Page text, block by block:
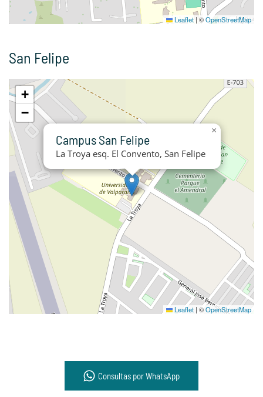
Leaflet | ©OpenStreetMap
San Felipe
Campus San Felipe
La Troya esq. El Convento, San Felipe
×
+
−
Leaflet | ©OpenStreetMap
Consultas por WhatsApp